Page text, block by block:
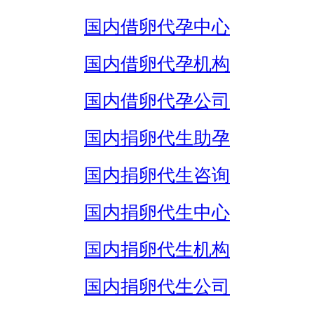
国内借卵代孕中心
国内借卵代孕机构
国内借卵代孕公司
国内捐卵代生助孕
国内捐卵代生咨询
国内捐卵代生中心
国内捐卵代生机构
国内捐卵代生公司